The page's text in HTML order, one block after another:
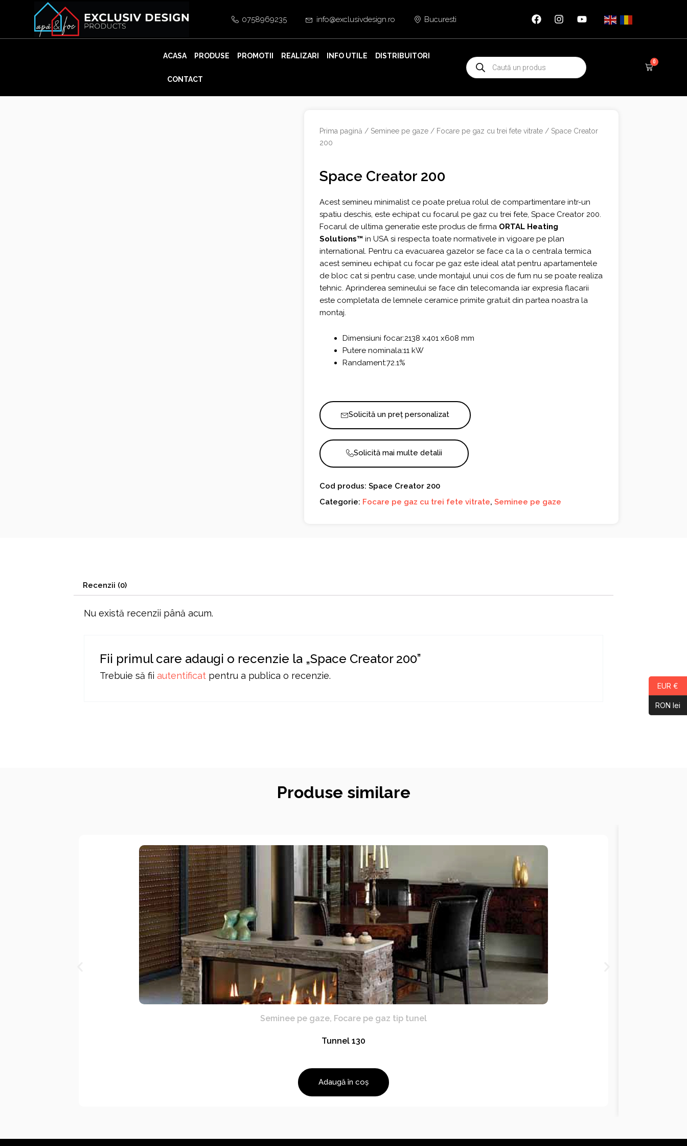
content
0758969235 info@exclusivdesign.ro Bucuresti
ACASA PRODUSE PROMOTII REALIZARI INFO UTILE DISTRIBUITORI
CONTACT
Products
search
0
Cart
Prima pagină / Seminee pe gaze / Focare pe gaz cu trei fete vitrate / Space Creator
200
Space Creator 200
Acest semineu minimalist ce poate prelua rolul de compartimentare intr-un
spatiu deschis, este echipat cu focarul pe gaz cu trei fete, Space Creator 200.
Focarul de ultima generatie este produs de firma ORTAL Heating
Solutions™ in USA si respecta toate normativele in vigoare pe plan
international. Pentru ca evacuarea gazelor se face ca la o centrala termica
acest semineu echipat cu focar pe gaz este ideal atat pentru apartamentele
de bloc cat si pentru case, unde montajul unui cos de fum nu se poate realiza
tehnic. Aprinderea semineului se face din telecomanda iar expresia flacarii
este completata de lemnele ceramice primite gratuit din partea noastra la
montaj.
Dimensiuni focar:2138 x401 x608 mm
Putere nominala:11 kW
Randament:72.1%
Solicită un preț personalizat
Solicită mai multe detalii
Cod produs: Space Creator 200
Categorie: Focare pe gaz cu trei fete vitrate,Seminee pe gaze
Recenzii (0)
Nu există recenzii până acum.
Fii primul care adaugi o recenzie la „Space Creator 200”
Trebuie să fiiautentificat pentru a publica o recenzie.
Produse similare
Seminee pe gaze, Focare pe gaz tip tunel
Tunnel 130
Adaugă în coș
EUR €
RON lei